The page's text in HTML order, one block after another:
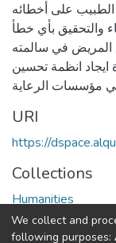
الطبيب على أخطائه.
والتحقيق بأي خطأ
في سالمته
ايجاد انظمة تحسين
URI
https://
Collections
Humanities
Full item page
We collect and
following purposes: